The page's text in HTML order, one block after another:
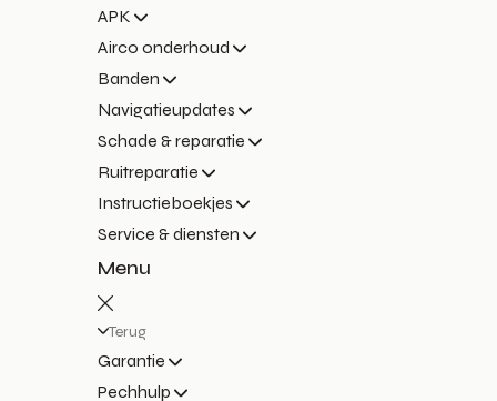
APK
Airco onderhoud
Banden
Navigatieupdates
Schade & reparatie
Ruitreparatie
Instructieboekjes
Service & diensten
Menu
Terug
Garantie
Pechhulp